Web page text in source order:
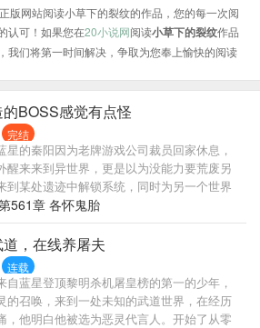
版网站阅读小草下的裂纹的作品，您的每一次阅
认可！如果您在20小说网阅读小草下的裂纹作品
我们将第一时间解决，争取为您奉上愉快的阅读
BOSS感觉有点怪
完结
星的秦阳因为老牌游戏公司裁员回家休息，
醒来来到异世界，更是以为没能力要荒废另
到某处遗迹中解锁系统，同时为另一个世界
第四天灾们设计BOSS给他们带来啸容。 某
家看到面前拿着法杖的boss突然掏出了40米
。 某个自信的法师高玩玩家看着面前手搓超
boss直接破口大骂。 ………… 在第四天灾们
的瞬间，自然是带来了许多啸容。 别名
561章 各怀鬼胎
道，在线养屠夫
连载
自蓝星登顶黎明杀机屠皇榜的第一的少年，
的召唤，来到一处未知的武道世界，在经历
，他明白他被选为恶灵代言人。开始了从零